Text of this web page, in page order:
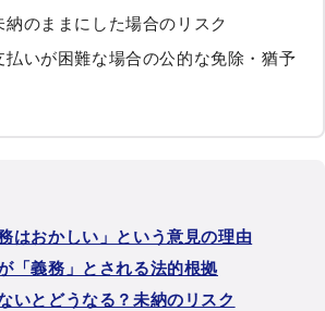
納のままにした場合のリスク
払いが困難な場合の公的な免除・猶予
はおかしい」という意見の理由
「義務」とされる法的根拠
いとどうなる？未納のリスク